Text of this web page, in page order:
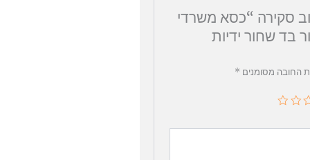
סקירה “כסא משרדי
בד שחור ידיות
החובה מסומנים *